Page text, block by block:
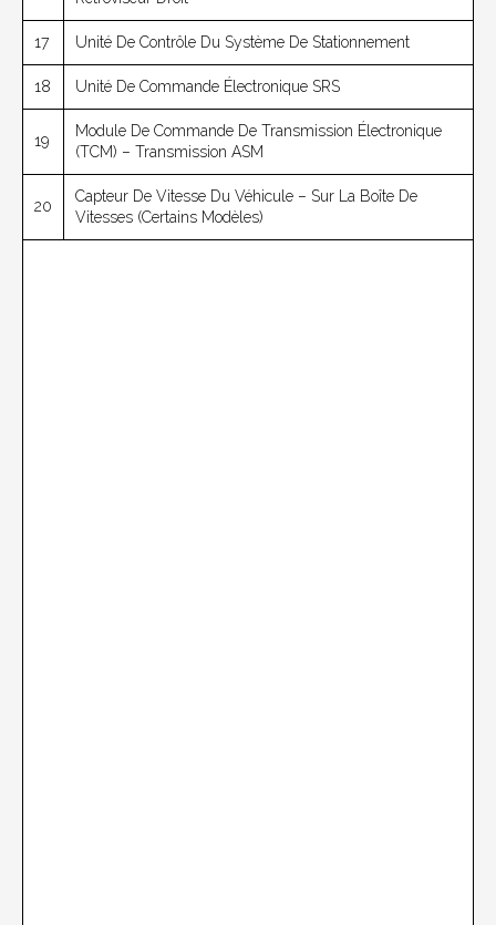
17 Unité De Contrôle Du Système De Stationnement
18 Unité De Commande Électronique SRS
19
Module De Commande De Transmission Électronique
(TCM) – Transmission ASM
20
Capteur De Vitesse Du Véhicule – Sur La Boîte De
Vitesses (certains Modèles)